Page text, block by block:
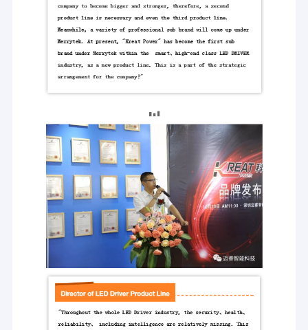
वायरलेस मोशन सेंसर
DALI2.0 Dimmable एलईडी ड्राइवर
DALI Dimmable एलईडी चालक
1-10V Dimmable एलईडी चालक
Triac Dimmable एलईडी ड्राइवर
एलईडी इमरजेंसी ड्राइवर
आईओटी चालक
विशिष्ट उत्पाद: एमएसए श्रृंखला।
दिन का प्रकाश सेंसर
हमेशा की तरह, मेरीटेक सरल बुद्धिमान प्रकाश समाधानों और प्रकाश व्यवस्था के निर्माण
पर केंद्रित है।हमने अपने पेटेंट स्व-अनुकूली एलईडी ड्राइवरों का एक गहन अध्ययन
सफलतापूर्वक पूरा किया जो कृत्रिम प्रकाश और प्राकृतिक प्रकाश की पहचान कर सकते
विशिष्ट उत्पाद: एमएस श्रृंखला
फ्लिपर मुक्त DALI/1-10V डिममेबल एलईडी ड्राइवर
पारंपरिक ज्वलनशील और फ्लोरोसेंट रोशनी को अधिक कुशल और लंबे समय तक चलने
वाली एलईडी आधारित ठोस राज्य प्रकाश व्यवस्था (एसएसएल) के साथ बदलना प्रकाश
उद्योग में एक निर्विवाद प्रवृत्ति है।चूंकि एसएसएल फिक्स्चर सीधे एक एसी पावर सप्लाई से
जुड़े होते हैं, (पौराणिक प्रकाश व्यवस्था के अनुरूप), आपूर्ति के आउटपुट पर ड्राइविंग
एसी करंट के उतार-चढ़ाव के परिणामस्वरूप 100-हर्ट्ज या 120-हर्ट्ज फ्लिप होने का
खतरा है।झिलमिलाहट लोगों को असहज बना सकती है, सिरदर्द, तनाव और थकान का
कारण बनता है, भले ही मानव आंख फ्लिपर का पता नहीं लगा सके।
वर्तमान में अधिकांश डिम करने योग्य एलईडी ड्राइवरों में चमकने की समस्याएं होती हैं
(विशेषकर पीडब्ल्यूएम प्रकार), जब 5% से कम डिम किया जाता है।मेरीटेक की नव
विकसित झिलमिलाहट मुक्त मंदीकरण तकनीक लगभग सभी झिलमिलाहट को समाप्त कर
सकती है और 2% तक मंद होने पर भी.
विशिष्ट उत्पाद: एमएल और केएल श्रृंखला।